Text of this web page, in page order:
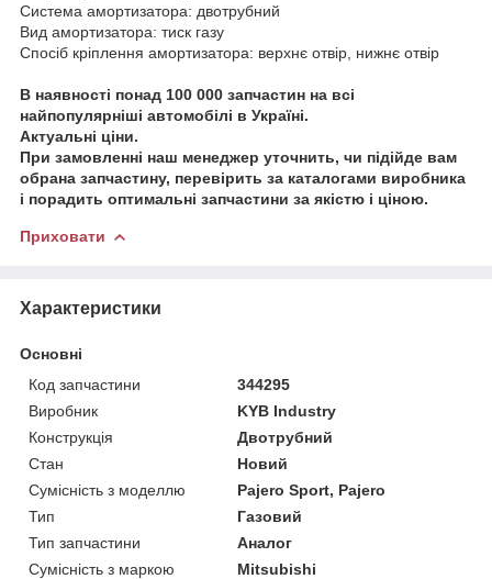
Система амортизатора: двотрубний
Вид амортизатора: тиск газу
Спосіб кріплення амортизатора: верхнє отвір, нижнє отвір
В наявності понад 100 000 запчастин на всі
найпопулярніші автомобілі в Україні.
Актуальні ціни.
При замовленні наш менеджер уточнить, чи підійде вам
обрана запчастину, перевірить за каталогами виробника
і порадить оптимальні запчастини за якістю і ціною.
Приховати
Характеристики
Основні
Код запчастини
344295
Виробник
KYB Industry
Конструкція
Двотрубний
Стан
Новий
Сумісність з моделлю
Pajero Sport, Pajero
Тип
Газовий
Тип запчастини
Аналог
Сумісність з маркою
Mitsubishi